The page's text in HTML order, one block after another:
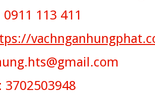
113 411
3702503948